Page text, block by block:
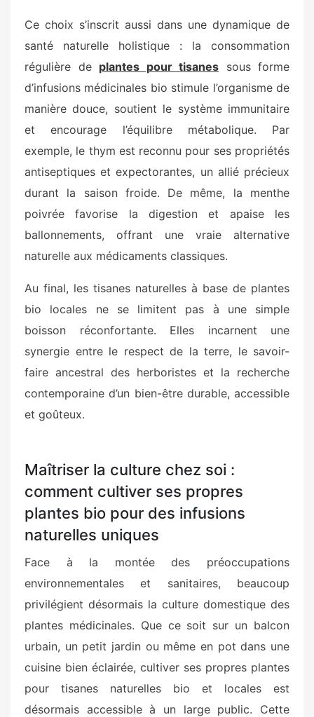
Ce choix s’inscrit aussi dans une dynamique de
santé naturelle holistique : la consommation
régulière de plantes pour tisanes sous forme
d’infusions médicinales bio stimule l’organisme de
manière douce, soutient le système immunitaire
et encourage l’équilibre métabolique. Par
exemple, le thym est reconnu pour ses propriétés
antiseptiques et expectorantes, un allié précieux
durant la saison froide. De même, la menthe
poivrée favorise la digestion et apaise les
ballonnements, offrant une vraie alternative
naturelle aux médicaments classiques.
Au final, les tisanes naturelles à base de plantes
bio locales ne se limitent pas à une simple
boisson réconfortante. Elles incarnent une
synergie entre le respect de la terre, le savoir-
faire ancestral des herboristes et la recherche
contemporaine d’un bien-être durable, accessible
et goûteux.
Maîtriser la culture chez soi :
comment cultiver ses propres
plantes bio pour des infusions
naturelles uniques
Face à la montée des préoccupations
environnementales et sanitaires, beaucoup
privilégient désormais la culture domestique des
plantes médicinales. Que ce soit sur un balcon
urbain, un petit jardin ou même en pot dans une
cuisine bien éclairée, cultiver ses propres plantes
pour tisanes naturelles bio et locales est
désormais accessible à un large public. Cette